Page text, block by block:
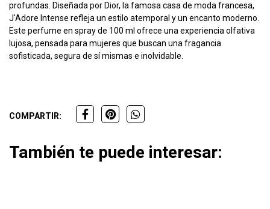
profundas. Diseñada por Dior, la famosa casa de moda francesa,
J'Adore Intense refleja un estilo atemporal y un encanto moderno.
Este perfume en spray de 100 ml ofrece una experiencia olfativa
lujosa, pensada para mujeres que buscan una fragancia
sofisticada, segura de sí mismas e inolvidable.
COMPARTIR:
También te puede interesar: